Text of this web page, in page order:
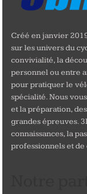
Créé en janvier
sur les univers du
convivialité, la
personnel ou entre
pour pratiquer le
spécialité. Nous
et la préparation,
grandes épreuves.
connaissances, la
professionnels et